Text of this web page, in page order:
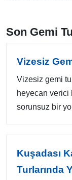
Son Gemi
Vizesiz
Vizesiz gemi
heyecan verici
sorunsuz bir
Kuşadası
Turlarında